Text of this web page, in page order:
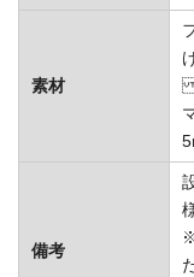
素材
備考